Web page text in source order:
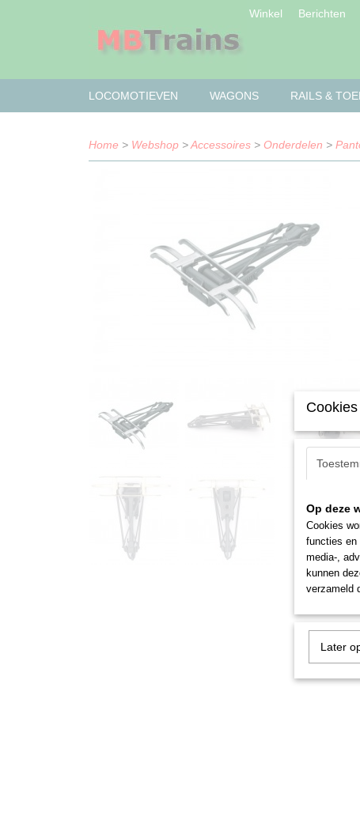
Winkel Berichten
LOCOMOTIEVEN WAGONS RAILS &
Home > Webshop >Accessoires > Onderdelen >
Op deze
Cookies
functies en
media-,
kunnen
verzameld
Later